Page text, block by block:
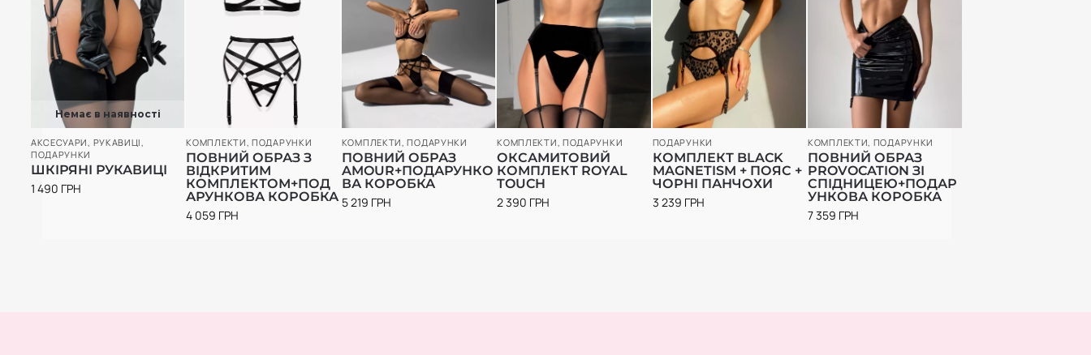
Немає в наявності
АКСЕСУАРИ РУКАВИЦІ
ПОДАРУНКИ
ШКІРЯНІ РУКАВИЦІ
1 490 ГРН
КОМПЛЕКТИ ,ПОДАРУНКИ
ПОВНИЙ ОБРАЗ З
ВІДКРИТИМ
КОМПЛЕКТОМ+ПОД
АРУНКОВА КОРОБКА
4 059 ГРН
КОМПЛЕКТИ ,ПОДАРУНКИ
ПОВНИЙ ОБРАЗ
AMOUR+ПОДАРУНКО
ВА КОРОБКА
5 219 ГРН
КОМПЛЕКТИ ПОДАРУНКИ
ОКСАМИТОВИЙ
КОМПЛЕКТ ROYAL
TOUCH
2 390 ГРН
ПОДАРУНКИ
КОМПЛЕКТ BLACK
MAGNETISM + ПОЯС +
ЧОРНІ ПАНЧОХИ
3 239 ГРН
КОМПЛЕКТИ ПОДАРУНКИ
ПОВНИЙ ОБРАЗ
PROVOCATION ЗІ
СПІДНИЦЕЮ+ПОДАР
УНКОВА КОРОБКА
7 359 ГРН